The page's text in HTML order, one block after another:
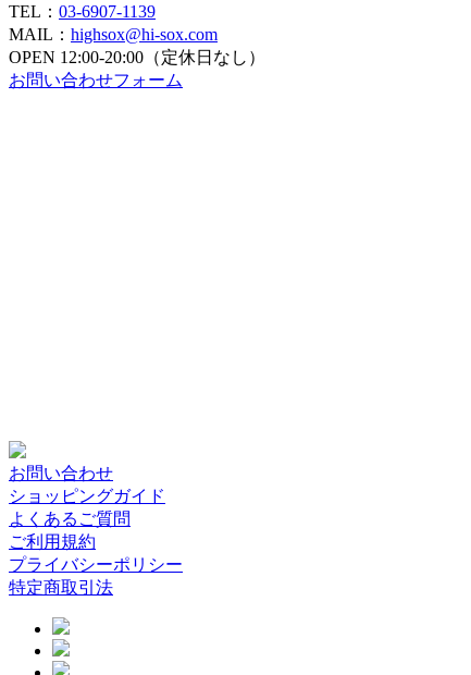
TEL： 03-6907-1139
MAIL： highsox@hi-sox.com
OPEN 12:00-20:00（定休日なし）
お問い合わせフォーム
お問い合わせ
ショッピングガイド
よくあるご質問
ご利用規約
プライバシーポリシー
特定商取引法